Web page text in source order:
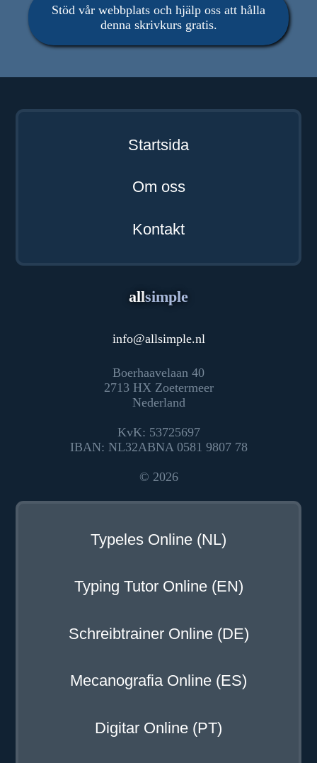
Stöd vår webbplats och hjälp oss att hålla
denna skrivkurs gratis.
Startsida
Om oss
Kontakt
allsimple
info@allsimple.nl
Boerhaavelaan 40
2713 HX Zoetermeer
Nederland
KvK: 53725697
IBAN: NL32ABNA 0581 9807 78
© 2026
Typeles Online (NL)
Typing Tutor Online (EN)
Schreibtrainer Online (DE)
Mecanografia Online (ES)
Digitar Online (PT)